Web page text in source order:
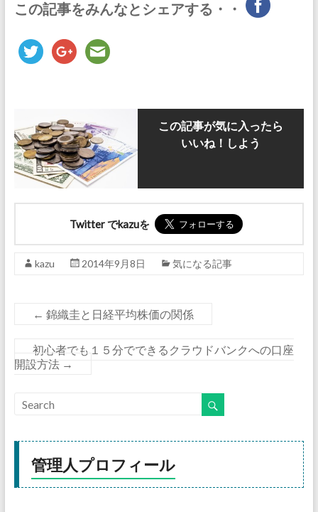
この記事をみんなとシェアする・・
この記事が気に入ったら
いいね！しよう
Twitter でkazuを
kazu 2014年9月8日 気になる記事
← 錦織圭と日経平均株価の関係
初心者でも１５分でできるクラウドバンクへの口座
開設方法 →
管理人プロフィール